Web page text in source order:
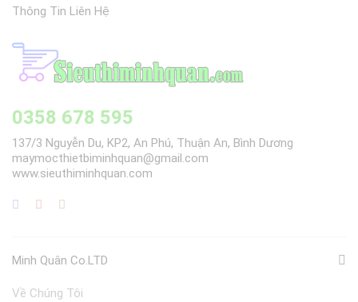
Thông Tin Liên Hệ
0358 678 595
137/3 Nguyễn Du, KP2, An Phú, Thuận An, Bình Dương
maymocthietbiminhquan@gmail.com
www.sieuthiminhquan.com
Minh Quân Co.LTD
Về Chúng Tôi